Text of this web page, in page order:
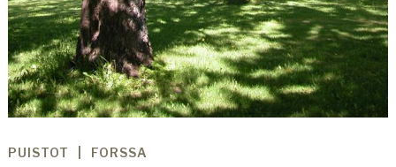
PUISTOT FORSSA